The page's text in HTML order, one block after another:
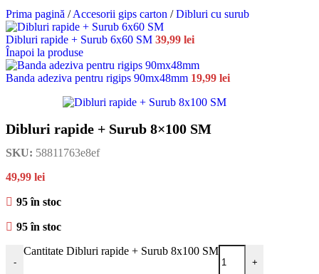
Prima pagină / Accesorii gips carton / Dibluri cu surub
Dibluri rapide + Surub 6x60 SM 39,99 lei
Înapoi la produse
Banda adeziva pentru rigips 90mx48mm 19,99 lei
Dibluri rapide + Surub 8×100 SM
SKU: 58811763e8ef
49,99 lei
95 în stoc
95 în stoc
-
Cantitate Dibluri rapide + Surub 8x100 SM
+